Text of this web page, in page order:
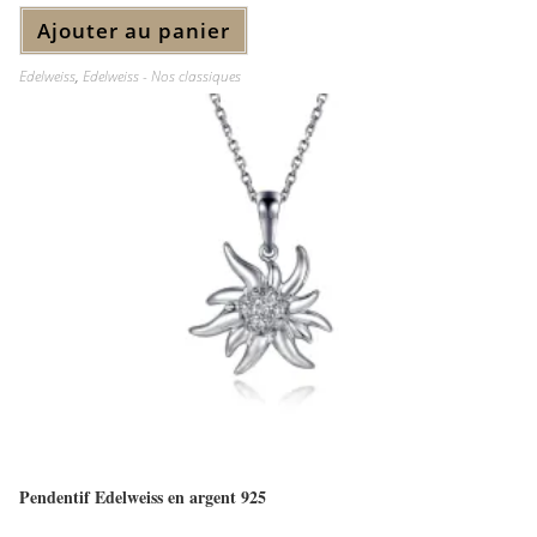
Ajouter au panier
Edelweiss,Edelweiss - Nos classiques
Pendentif Edelweiss en argent 925